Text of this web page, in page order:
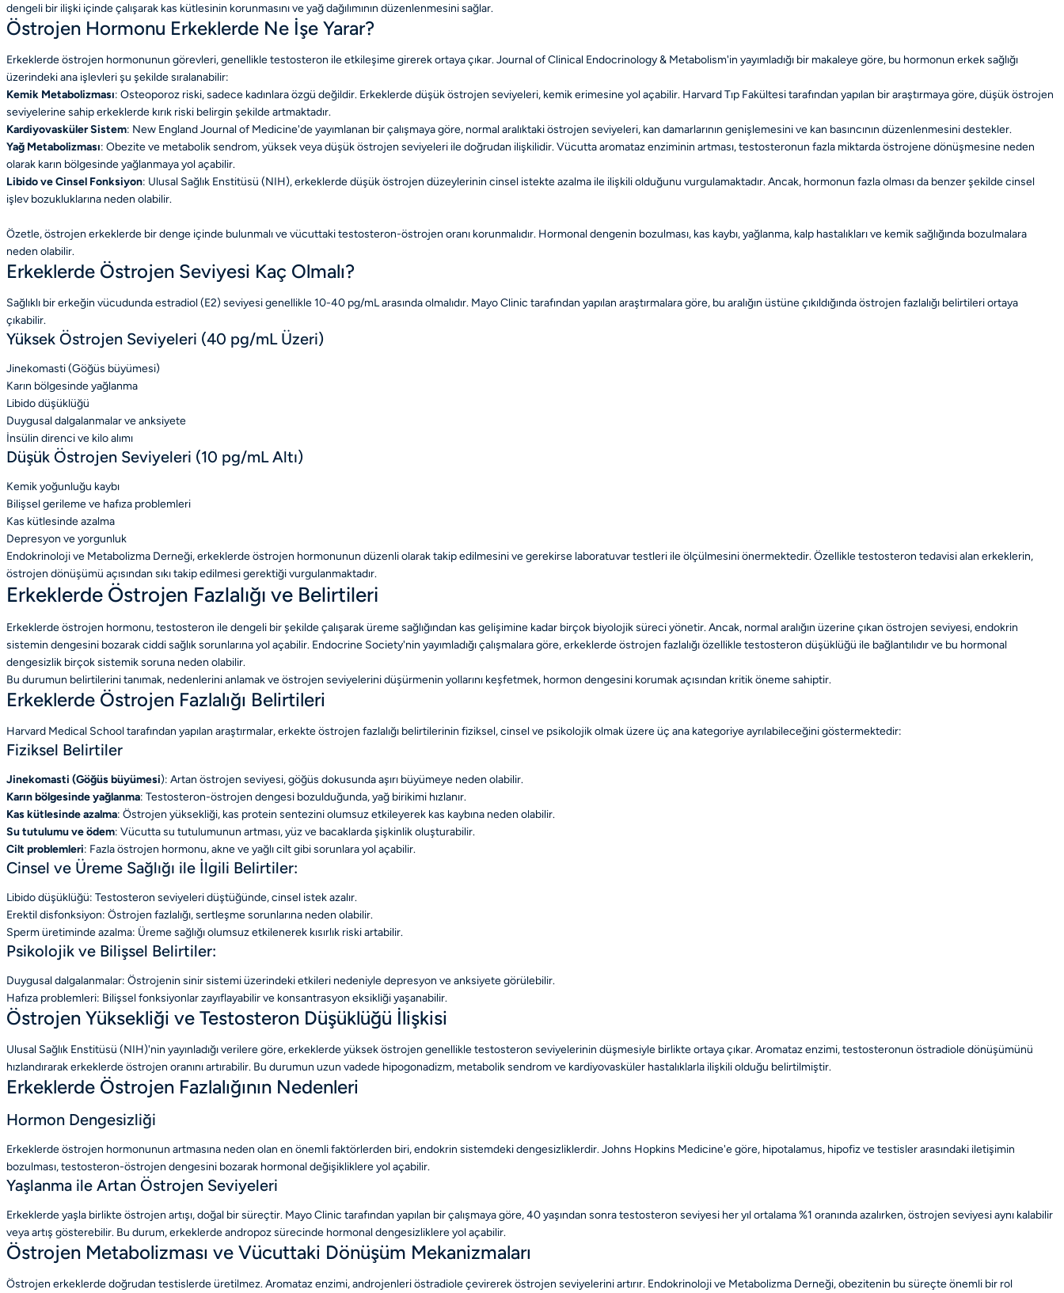
dengeli bir ilişki içinde çalışarak kas kütlesinin korunmasını ve yağ dağılımının düzenlenmesini sağlar.
Östrojen Hormonu Erkeklerde Ne İşe Yarar?
Erkeklerde östrojen hormonunun görevleri, genellikle testosteron ile etkileşime girerek ortaya çıkar. Journal of Clinical Endocrinology & Metabolism'in yayımladığı bir makaleye göre, bu hormonun erkek sağlığı
üzerindeki ana işlevleri şu şekilde sıralanabilir:
Kemik Metabolizması: Osteoporoz riski, sadece kadınlara özgü değildir. Erkeklerde düşük östrojen seviyeleri, kemik erimesine yol açabilir. Harvard Tıp Fakültesi tarafından yapılan bir araştırmaya göre, düşük östrojen
seviyelerine sahip erkeklerde kırık riski belirgin şekilde artmaktadır.
Kardiyovasküler Sistem: New England Journal of Medicine'de yayımlanan bir çalışmaya göre, normal aralıktaki östrojen seviyeleri, kan damarlarının genişlemesini ve kan basıncının düzenlenmesini destekler.
Yağ Metabolizması: Obezite ve metabolik sendrom, yüksek veya düşük östrojen seviyeleri ile doğrudan ilişkilidir. Vücutta aromataz enziminin artması, testosteronun fazla miktarda östrojene dönüşmesine neden
olarak karın bölgesinde yağlanmaya yol açabilir.
Libido ve Cinsel Fonksiyon: Ulusal Sağlık Enstitüsü (NIH), erkeklerde düşük östrojen düzeylerinin cinsel istekte azalma ile ilişkili olduğunu vurgulamaktadır. Ancak, hormonun fazla olması da benzer şekilde cinsel
işlev bozukluklarına neden olabilir.
Özetle, östrojen erkeklerde bir denge içinde bulunmalı ve vücuttaki testosteron-östrojen oranı korunmalıdır. Hormonal dengenin bozulması, kas kaybı, yağlanma, kalp hastalıkları ve kemik sağlığında bozulmalara
neden olabilir.
Erkeklerde Östrojen Seviyesi Kaç Olmalı?
Sağlıklı bir erkeğin vücudunda estradiol (E2) seviyesi genellikle 10-40 pg/mL arasında olmalıdır. Mayo Clinic tarafından yapılan araştırmalara göre, bu aralığın üstüne çıkıldığında östrojen fazlalığı belirtileri ortaya
çıkabilir.
Yüksek Östrojen Seviyeleri (40 pg/mL Üzeri)
Jinekomasti (Göğüs büyümesi)
Karın bölgesinde yağlanma
Libido düşüklüğü
Duygusal dalgalanmalar ve anksiyete
İnsülin direnci ve kilo alımı
Düşük Östrojen Seviyeleri (10 pg/mL Altı)
Kemik yoğunluğu kaybı
Bilişsel gerileme ve hafıza problemleri
Kas kütlesinde azalma
Depresyon ve yorgunluk
Endokrinoloji ve Metabolizma Derneği, erkeklerde östrojen hormonunun düzenli olarak takip edilmesini ve gerekirse laboratuvar testleri ile ölçülmesini önermektedir. Özellikle testosteron tedavisi alan erkeklerin,
östrojen dönüşümü açısından sıkı takip edilmesi gerektiği vurgulanmaktadır.
Erkeklerde Östrojen Fazlalığı ve Belirtileri
Erkeklerde östrojen hormonu, testosteron ile dengeli bir şekilde çalışarak üreme sağlığından kas gelişimine kadar birçok biyolojik süreci yönetir. Ancak, normal aralığın üzerine çıkan östrojen seviyesi, endokrin
sistemin dengesini bozarak ciddi sağlık sorunlarına yol açabilir. Endocrine Society'nin yayımladığı çalışmalara göre, erkeklerde östrojen fazlalığı özellikle testosteron düşüklüğü ile bağlantılıdır ve bu hormonal
dengesizlik birçok sistemik soruna neden olabilir.
Bu durumun belirtilerini tanımak, nedenlerini anlamak ve östrojen seviyelerini düşürmenin yollarını keşfetmek, hormon dengesini korumak açısından kritik öneme sahiptir.
Erkeklerde Östrojen Fazlalığı Belirtileri
Harvard Medical School tarafından yapılan araştırmalar, erkekte östrojen fazlalığı belirtilerinin fiziksel, cinsel ve psikolojik olmak üzere üç ana kategoriye ayrılabileceğini göstermektedir:
Fiziksel Belirtiler
Jinekomasti (Göğüs büyümesi): Artan östrojen seviyesi, göğüs dokusunda aşırı büyümeye neden olabilir.
Karın bölgesinde yağlanma: Testosteron-östrojen dengesi bozulduğunda, yağ birikimi hızlanır.
Kas kütlesinde azalma: Östrojen yüksekliği, kas protein sentezini olumsuz etkileyerek kas kaybına neden olabilir.
Su tutulumu ve ödem: Vücutta su tutulumunun artması, yüz ve bacaklarda şişkinlik oluşturabilir.
Cilt problemleri: Fazla östrojen hormonu, akne ve yağlı cilt gibi sorunlara yol açabilir.
Cinsel ve Üreme Sağlığı ile İlgili Belirtiler:
Libido düşüklüğü: Testosteron seviyeleri düştüğünde, cinsel istek azalır.
Erektil disfonksiyon: Östrojen fazlalığı, sertleşme sorunlarına neden olabilir.
Sperm üretiminde azalma: Üreme sağlığı olumsuz etkilenerek kısırlık riski artabilir.
Psikolojik ve Bilişsel Belirtiler:
Duygusal dalgalanmalar: Östrojenin sinir sistemi üzerindeki etkileri nedeniyle depresyon ve anksiyete görülebilir.
Hafıza problemleri: Bilişsel fonksiyonlar zayıflayabilir ve konsantrasyon eksikliği yaşanabilir.
Östrojen Yüksekliği ve Testosteron Düşüklüğü İlişkisi
Ulusal Sağlık Enstitüsü (NIH)'nin yayınladığı verilere göre, erkeklerde yüksek östrojen genellikle testosteron seviyelerinin düşmesiyle birlikte ortaya çıkar. Aromataz enzimi, testosteronun östradiole dönüşümünü
hızlandırarak erkeklerde östrojen oranını artırabilir. Bu durumun uzun vadede hipogonadizm, metabolik sendrom ve kardiyovasküler hastalıklarla ilişkili olduğu belirtilmiştir.
Erkeklerde Östrojen Fazlalığının Nedenleri
Hormon Dengesizliği
Erkeklerde östrojen hormonunun artmasına neden olan en önemli faktörlerden biri, endokrin sistemdeki dengesizliklerdir. Johns Hopkins Medicine'e göre, hipotalamus, hipofiz ve testisler arasındaki iletişimin
bozulması, testosteron-östrojen dengesini bozarak hormonal değişikliklere yol açabilir.
Yaşlanma ile Artan Östrojen Seviyeleri
Erkeklerde yaşla birlikte östrojen artışı, doğal bir süreçtir. Mayo Clinic tarafından yapılan bir çalışmaya göre, 40 yaşından sonra testosteron seviyesi her yıl ortalama %1 oranında azalırken, östrojen seviyesi aynı kalabilir
veya artış gösterebilir. Bu durum, erkeklerde andropoz sürecinde hormonal dengesizliklere yol açabilir.
Östrojen Metabolizması ve Vücuttaki Dönüşüm Mekanizmaları
Östrojen erkeklerde doğrudan testislerde üretilmez. Aromataz enzimi, androjenleri östradiole çevirerek östrojen seviyelerini artırır. Endokrinoloji ve Metabolizma Derneği, obezitenin bu süreçte önemli bir rol